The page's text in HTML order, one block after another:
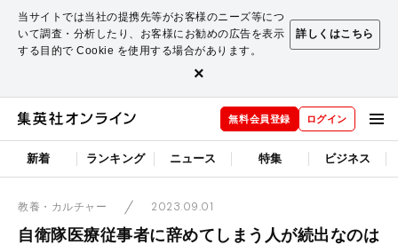
当サイトでは当社の提携先等がお客様のニーズ等につ
いて調査・分析したり、お客様にお勧めの広告を表示
する目的で Cookie を使用する場合があります。
詳しくはこちら
×
無料会員登録 ログイン
新着 ランキング ニュース 特集 ビジネス
教養・カルチャー 2023.09.01
自衛隊医療従事者に辞めてしまう人が続出なのは